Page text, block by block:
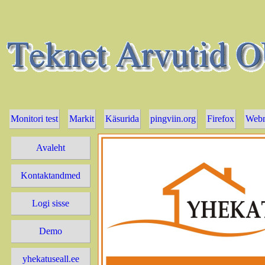
Monitori test Markit Käsurida pingviin.org Firefox
Avaleht
Kontaktandmed
Logi sisse
Demo
yhekatuseall.ee